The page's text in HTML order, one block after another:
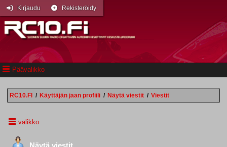
Päävalikko
Kirjaudu Rekisteröidy
RC10.FI / Käyttäjän jaan profiili / Näytä viestit / Viestit
valikko